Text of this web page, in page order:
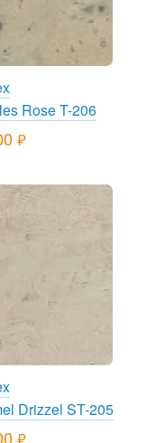
Rose T-206
руб.
Drizzel ST-205
руб.